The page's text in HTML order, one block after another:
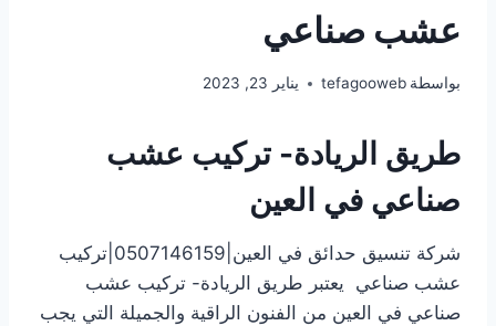
عشب صناعي
بواسطة tefagooweb يناير 23, 2023
طريق الريادة- تركيب عشب
صناعي في العين
شركة تنسيق حدائق في العين|0507146159|تركيب
عشب صناعي يعتبر طريق الريادة- تركيب عشب
صناعي في العين من الفنون الراقية والجميلة التي يجب